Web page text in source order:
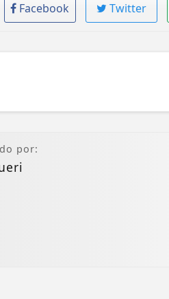
Facebook Twitter
por: